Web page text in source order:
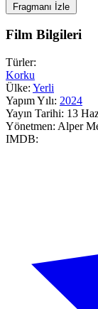
Fragmanı İzle
Film Bilgileri
Türler:
Korku
Ülke: Yerli
Yapım Yılı: 2024
Yayın Tarihi: 13
Yönetmen: Alper
IMDB: